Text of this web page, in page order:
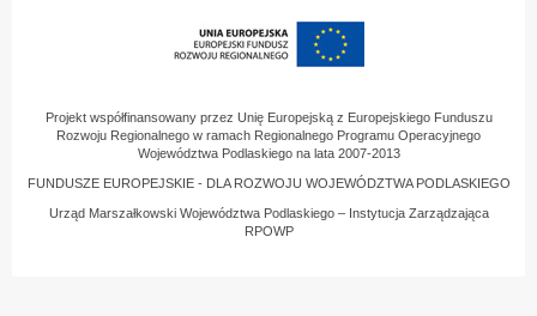
Projekt współfinansowany przez Unię Europejską z Europejskiego Funduszu
Rozwoju Regionalnego w ramach Regionalnego Programu Operacyjnego
Województwa Podlaskiego na lata 2007-2013
FUNDUSZE EUROPEJSKIE - DLA ROZWOJU WOJEWÓDZTWA PODLASKIEGO
Urząd Marszałkowski Województwa Podlaskiego – Instytucja Zarządzająca
RPOWP